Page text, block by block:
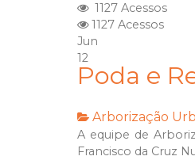
1127 Acessos
1127 Acessos
Jun
12
Poda e
Arborização
A equipe de
Francisco da Cruz